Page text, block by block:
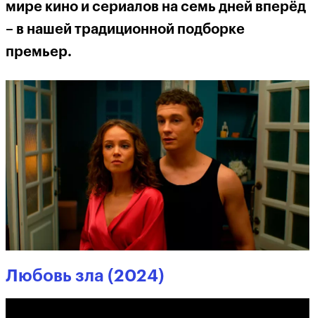
мире кино и сериалов на семь дней вперёд
– в нашей традиционной подборке
премьер.
Любовь зла (2024)